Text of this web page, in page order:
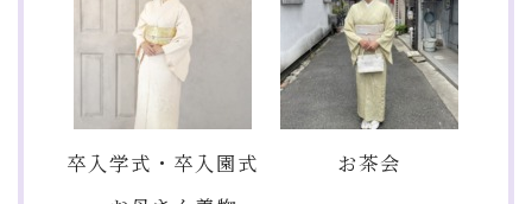
卒入学式・卒入園式
お茶会